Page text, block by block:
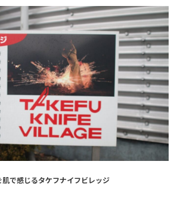
で感じるタケフナイフビレッジ